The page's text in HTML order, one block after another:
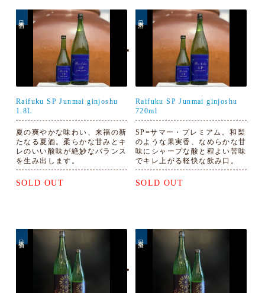
Raifuku SP Junmai ginjoshu
1.8L
夏の爽やかな味わい、来福の新
たなる夏酒。柔らかな甘みとキ
レのいい酸味が絶妙なバランス
を生み出します。
SOLD OUT
Raifuku SP Junmai ginjoshu
720ml
SP=サマー・プレミアム。和梨
のような果実香、なめらかな甘
味にシャープな酸と程よい苦味
でキレ上がる軽快な飲み口。
SOLD OUT